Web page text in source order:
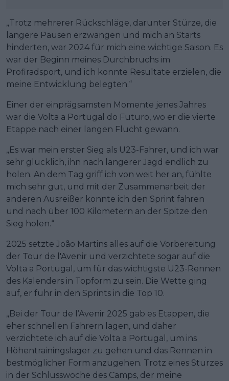
„Trotz mehrerer Rückschläge, darunter Stürze, die
längere Pausen erzwangen und mich an Starts
hinderten, war 2024 für mich eine wichtige Saison. Es
war der Beginn meines Durchbruchs im
Profiradsport, und ich konnte Resultate erzielen, die
meine Entwicklung belegten.“
Einer der einprägsamsten Momente jenes Jahres
war die Volta a Portugal do Futuro, wo er die vierte
Etappe nach einer langen Flucht gewann.
„Es war mein erster Sieg als U23-Fahrer, und ich war
sehr glücklich, ihn nach längerer Jagd endlich zu
holen. An dem Tag griff ich von weit her an, fühlte
mich sehr gut, und mit der Zusammenarbeit der
anderen Ausreißer konnte ich den Sprint fahren
und nach über 100 Kilometern an der Spitze den
Sieg holen.“
2025 setzte João Martins alles auf die Vorbereitung
der Tour de l'Avenir und verzichtete sogar auf die
Volta a Portugal, um für das wichtigste U23-Rennen
des Kalenders in Topform zu sein. Die Wette ging
auf, er fuhr in den Sprints in die Top 10.
„Bei der Tour de l’Avenir 2025 gab es Etappen, die
eher schnellen Fahrern lagen, und daher
verzichtete ich auf die Volta a Portugal, um ins
Höhentrainingslager zu gehen und das Rennen in
bestmöglicher Form anzugehen. Trotz eines Sturzes
in der Schlusswoche des Camps, der meine